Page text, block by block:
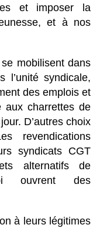
et imposer la
et à nos
mobilisent dans
l’unité syndicale,
des emplois et
aux charrettes de
D’autres choix
revendications
syndicats CGT
alternatifs de
ouvrent des
à leurs légitimes